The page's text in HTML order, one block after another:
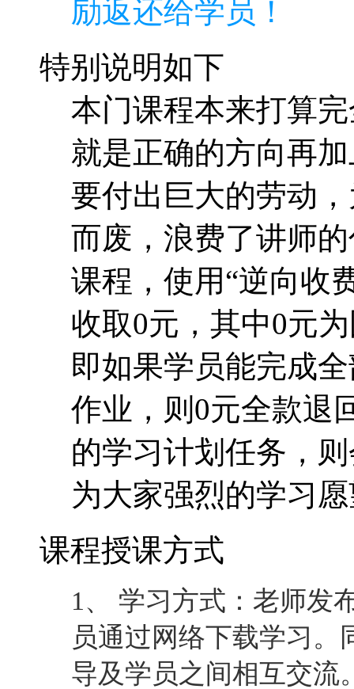
励返还给学员！
特别说明如下
本门课程本来打算
就是正确的方向再
要付出巨大的劳动
而废，浪费了讲师
课程，使用“逆向收
收取0元，其中0元
即如果学员能完成
作业，则0元全款退
的学习计划任务，
为大家强烈的学习
课程授课方式
1、 学习方式：老师发
员通过网络下载学习
导及学员之间相互交流